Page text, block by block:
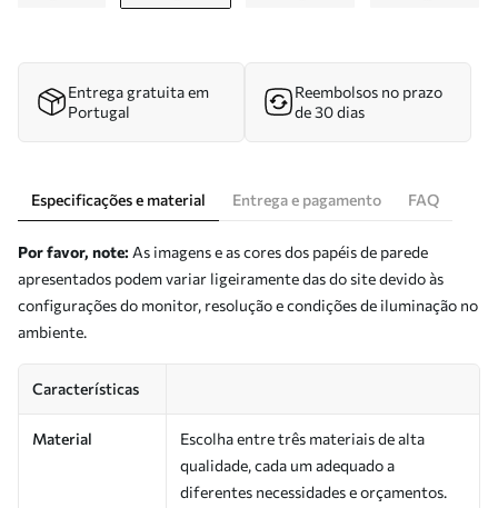
Entrega gratuita em
Portugal
Reembolsos no prazo
de 30 dias
Especificações e material Entrega e pagamento FAQ
Por favor, note: As imagens e as cores dos papéis de parede
apresentados podem variar ligeiramente das do site devido às
configurações do monitor, resolução e condições de iluminação no
ambiente.
Características
Material
Escolha entre três materiais de alta
qualidade, cada um adequado a
diferentes necessidades e orçamentos.